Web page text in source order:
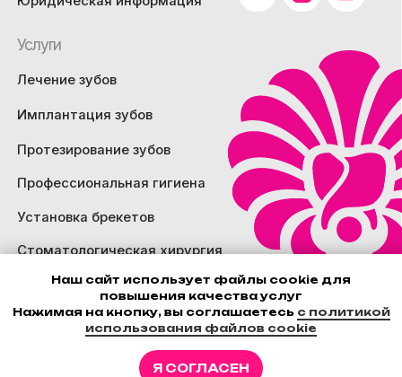
Наш сайт использует файлы cookie для
повышения качества услуг
Нажимая на кнопку, вы соглашаетесь с политикой
использования файлов cookie
Я СОГЛАСЕН